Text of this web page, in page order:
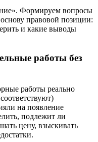
Формируем вопросы
правовой позиции:
и какие выводы
работы без
работы реально
на появление
подлежит ли
цену, взыскивать